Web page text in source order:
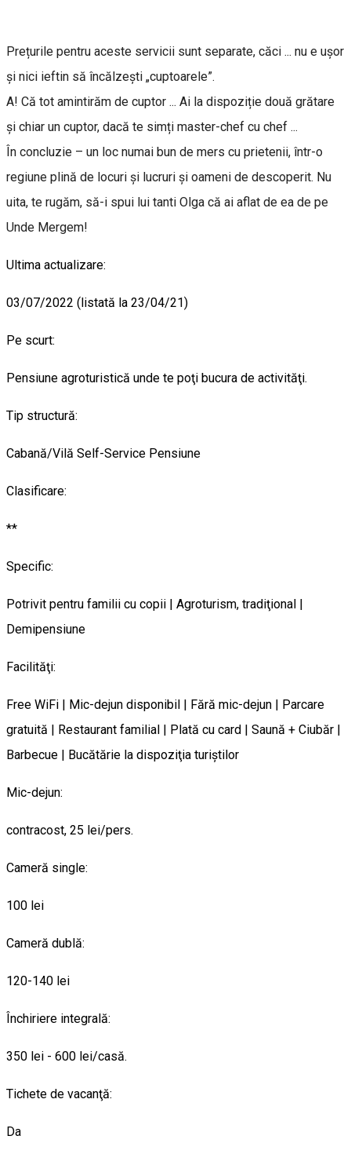
Prețurile pentru aceste servicii sunt separate, căci ... nu e ușor
și nici ieftin să încălzești „cuptoarele”.
A! Că tot amintirăm de cuptor ... Ai la dispoziție două grătare
și chiar un cuptor, dacă te simți master-chef cu chef ...
În concluzie – un loc numai bun de mers cu prietenii, într-o
regiune plină de locuri și lucruri și oameni de descoperit. Nu
uita, te rugăm, să-i spui lui tanti Olga că ai aflat de ea de pe
Unde Mergem!
Ultima actualizare:
03/07/2022 (listată la 23/04/21)
Pe scurt:
Pensiune agroturistică unde te poţi bucura de activităţi.
Tip structură:
Cabană/Vilă Self-Service Pensiune
Clasificare:
**
Specific:
Potrivit pentru familii cu copii | Agroturism, tradiţional |
Demipensiune
Facilităţi:
Free WiFi | Mic-dejun disponibil | Fără mic-dejun | Parcare
gratuită | Restaurant familial | Plată cu card | Saună + Ciubăr |
Barbecue | Bucătărie la dispoziţia turiştilor
Mic-dejun:
contracost, 25 lei/pers.
Cameră single:
100 lei
Cameră dublă:
120-140 lei
Închiriere integrală:
350 lei - 600 lei/casă.
Tichete de vacanţă:
Da